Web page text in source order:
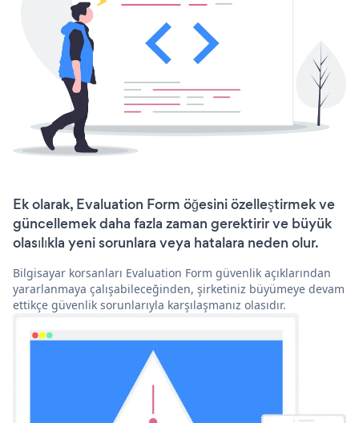
Ek olarak, Evaluation Form öğesini özelleştirmek ve
güncellemek daha fazla zaman gerektirir ve büyük
olasılıkla yeni sorunlara veya hatalara neden olur.
Bilgisayar korsanları Evaluation Form güvenlik açıklarından
yararlanmaya çalışabileceğinden, şirketiniz büyümeye devam
ettikçe güvenlik sorunlarıyla karşılaşmanız olasıdır.